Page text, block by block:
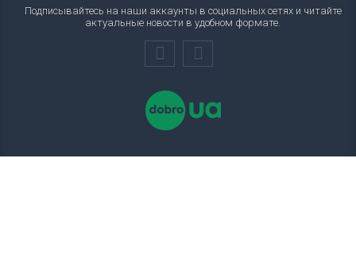
Подписывайтесь на наши аккаунты в социальных сетях и читайте
актуальные новости в удобном формате.